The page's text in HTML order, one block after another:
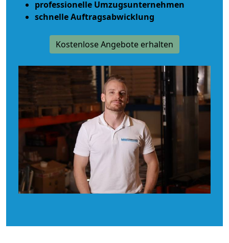
professionelle Umzugsunternehmen
schnelle Auftragsabwicklung
Kostenlose Angebote erhalten